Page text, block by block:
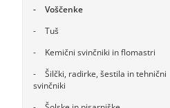
Voščenke
Tuš
Kemični svinčniki in flomastri
Šilčki, radirke, šestila in tehnični
svinčniki